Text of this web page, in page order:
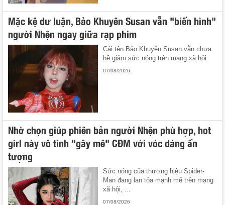
Mặc kệ dư luận, Bảo Khuyên Susan vẫn "biến hình"
người Nhện ngay giữa rạp phim
Cái tên Bảo Khuyên Susan vẫn chưa
hề giảm sức nóng trên mạng xã hội.
07/08/2026
Nhờ chọn giúp phiên bản người Nhện phù hợp, hot
girl này vô tình "gây mê" CĐM với vóc dáng ấn
tượng
Sức nóng của thương hiệu Spider-
Man đang lan tỏa mạnh mẽ trên mạng
xã hội, ...
07/08/2026